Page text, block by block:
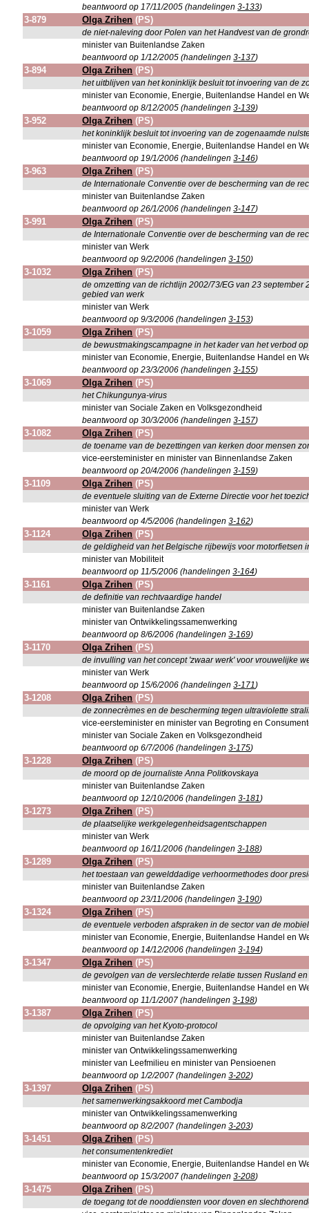
beantwoord op 17/11/2005 (handelingen3-133)
3-879 Olga Zrihen (PS)
de niet-naleving door Polen van het Handvest van de
minister van Buitenlandse Zaken
beantwoord op 1/12/2005 (handelingen3-137)
3-894 Olga Zrihen (PS)
het uitblijven van het koninklijk besluit tot invoering van de
minister van Economie, Energie, Buitenlandse Handel en
beantwoord op 8/12/2005 (handelingen3-139)
3-952 Olga Zrihen (PS)
het koninklijk besluit tot invoering van de zogenaamde
minister van Economie, Energie, Buitenlandse Handel en
beantwoord op 19/1/2006 (handelingen3-146)
3-963 Olga Zrihen (PS)
de Internationale Conventie over de bescherming van de
minister van Buitenlandse Zaken
beantwoord op 26/1/2006 (handelingen3-147)
3-991 Olga Zrihen (PS)
de Internationale Conventie over de bescherming van de
minister van Werk
beantwoord op 9/2/2006 (handelingen3-150)
3-1032 Olga Zrihen (PS)
de omzetting van de richtlijn 2002/73/EG van 23
gebied van werk
minister van Werk
beantwoord op 9/3/2006 (handelingen3-153)
3-1059 Olga Zrihen (PS)
de bewustmakingscampagne in het kader van het verbod
minister van Economie, Energie, Buitenlandse Handel en
beantwoord op 23/3/2006 (handelingen3-155)
3-1069 Olga Zrihen (PS)
het Chikungunya-virus
minister van Sociale Zaken en Volksgezondheid
beantwoord op 30/3/2006 (handelingen3-157)
3-1082 Olga Zrihen (PS)
de toename van de bezettingen van kerken door mensen
vice-eersteminister en minister van Binnenlandse Zaken
beantwoord op 20/4/2006 (handelingen3-159)
3-1109 Olga Zrihen (PS)
de eventuele sluiting van de Externe Directie voor het
minister van Werk
beantwoord op 4/5/2006 (handelingen3-162)
3-1124 Olga Zrihen (PS)
de geldigheid van het Belgische rijbewijs voor motorfietsen
minister van Mobiliteit
beantwoord op 11/5/2006 (handelingen3-164)
3-1161 Olga Zrihen (PS)
de definitie van rechtvaardige handel
minister van Buitenlandse Zaken
minister van Ontwikkelingssamenwerking
beantwoord op 8/6/2006 (handelingen3-169)
3-1170 Olga Zrihen (PS)
de invulling van het concept 'zwaar werk' voor vrouwelijke
minister van Werk
beantwoord op 15/6/2006 (handelingen3-171)
3-1208 Olga Zrihen (PS)
de zonnecrèmes en de bescherming tegen ultraviolette
vice-eersteminister en minister van Begroting en
minister van Sociale Zaken en Volksgezondheid
beantwoord op 6/7/2006 (handelingen3-175)
3-1228 Olga Zrihen (PS)
de moord op de journaliste Anna Politkovskaya
minister van Buitenlandse Zaken
beantwoord op 12/10/2006 (handelingen3-181)
3-1273 Olga Zrihen (PS)
de plaatselijke werkgelegenheidsagentschappen
minister van Werk
beantwoord op 16/11/2006 (handelingen3-188)
3-1289 Olga Zrihen (PS)
het toestaan van gewelddadige verhoormethodes door
minister van Buitenlandse Zaken
beantwoord op 23/11/2006 (handelingen3-190)
3-1324 Olga Zrihen (PS)
de eventuele verboden afspraken in de sector van de
minister van Economie, Energie, Buitenlandse Handel en
beantwoord op 14/12/2006 (handelingen3-194)
3-1347 Olga Zrihen (PS)
de gevolgen van de verslechterde relatie tussen Rusland
minister van Economie, Energie, Buitenlandse Handel en
beantwoord op 11/1/2007 (handelingen3-198)
3-1387 Olga Zrihen (PS)
de opvolging van het Kyoto-protocol
minister van Buitenlandse Zaken
minister van Ontwikkelingssamenwerking
minister van Leefmilieu en minister van Pensioenen
beantwoord op 1/2/2007 (handelingen3-202)
3-1397 Olga Zrihen (PS)
het samenwerkingsakkoord met Cambodja
minister van Ontwikkelingssamenwerking
beantwoord op 8/2/2007 (handelingen3-203)
3-1451 Olga Zrihen (PS)
het consumentenkrediet
minister van Economie, Energie, Buitenlandse Handel en
beantwoord op 15/3/2007 (handelingen3-208)
3-1475 Olga Zrihen (PS)
de toegang tot de nooddiensten voor doven en